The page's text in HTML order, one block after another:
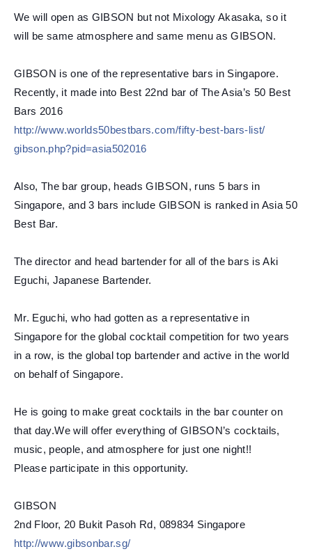
We will open as GIBSON but not Mixology Akasaka, so it
will be same atmosphere and same menu as GIBSON.
GIBSON is one of the representative bars in Singapore.
Recently, it made into Best 22nd bar of The Asia’s 50 Best
Bars 2016
http://www.worlds50bestbars.com/fifty-best-bars-list/
gibson.php?pid=asia502016
Also, The bar group, heads GIBSON, runs 5 bars in
Singapore, and 3 bars include GIBSON is ranked in Asia 50
Best Bar.
The director and head bartender for all of the bars is Aki
Eguchi, Japanese Bartender.
Mr. Eguchi, who had gotten as a representative in
Singapore for the global cocktail competition for two years
in a row, is the global top bartender and active in the world
on behalf of Singapore.
He is going to make great cocktails in the bar counter on
that day.We will offer everything of GIBSON’s cocktails,
music, people, and atmosphere for just one night!!
Please participate in this opportunity.
GIBSON
2nd Floor, 20 Bukit Pasoh Rd, 089834 Singapore
http://www.gibsonbar.sg/